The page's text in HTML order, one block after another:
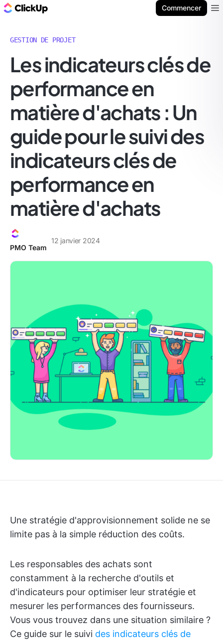
Commencer
GESTION DE PROJET
Les indicateurs clés de
performance en
matière d'achats : Un
guide pour le suivi des
indicateurs clés de
performance en
matière d'achats
PMO Team
12 janvier 2024
Une stratégie d'approvisionnement solide ne se
limite pas à la simple réduction des coûts.
Les responsables des achats sont
constamment à la recherche d'outils et
d'indicateurs pour optimiser leur stratégie et
mesurer les performances des fournisseurs.
Vous vous trouvez dans une situation similaire ?
Ce guide sur le suivi des indicateurs clés de